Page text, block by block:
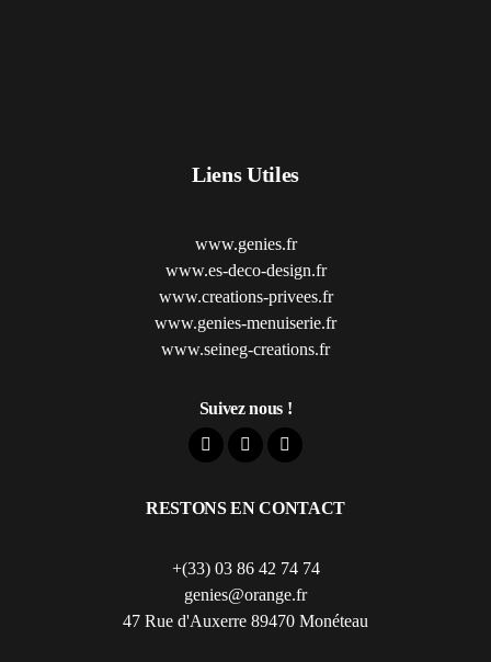
Liens Utiles
www.genies.fr
www.es-deco-design.fr
www.creations-privees.fr
www.genies-menuiserie.fr
www.seineg-creations.fr
Suivez nous !
RESTONS EN CONTACT
+(33) 03 86 42 74 74
genies@orange.fr
47 Rue d'Auxerre 89470 Monéteau